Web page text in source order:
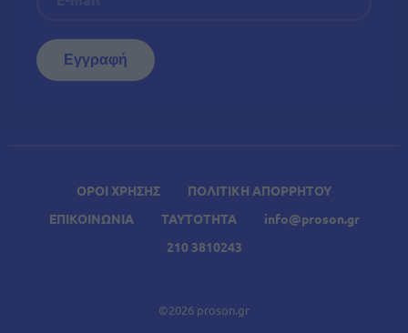
ΟΡΟΙ ΧΡΗΣΗΣ
ΠΟΛΙΤΙΚΗ ΑΠΟΡΡΗΤΟΥ
ΕΠΙΚΟΙΝΩΝΙΑ
ΤΑΥΤΟΤΗΤΑ
info@proson.gr
210 3810243
©2026 proson.gr